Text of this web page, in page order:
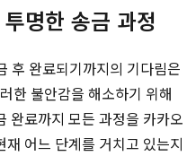
명한 송금 과정
후 완료되기까지의 기다림은
한 불안감을 해소하기 위해
완료까지 모든 과정을 카카오
어느 단계를 거치고 있는지